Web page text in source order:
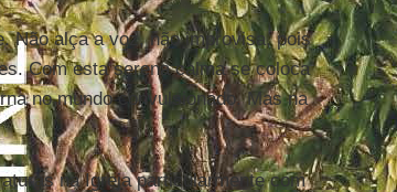
Não alça a voz, não improvisa, pois
Com esta serena calma se coloca
no mundo convulsionado. Mas na
na Igreja particularmente com